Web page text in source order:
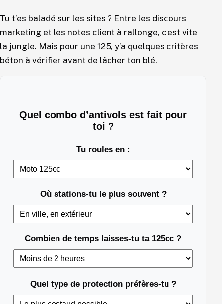
Tu t’es baladé sur les sites ? Entre les discours
marketing et les notes client à rallonge, c’est vite
la jungle. Mais pour une 125, y’a quelques critères
béton à vérifier avant de lâcher ton blé.
Quel combo d’antivols est fait pour
toi ?
Tu roules en :
Où stations-tu le plus souvent ?
Combien de temps laisses-tu ta 125cc ?
Quel type de protection préfères-tu ?